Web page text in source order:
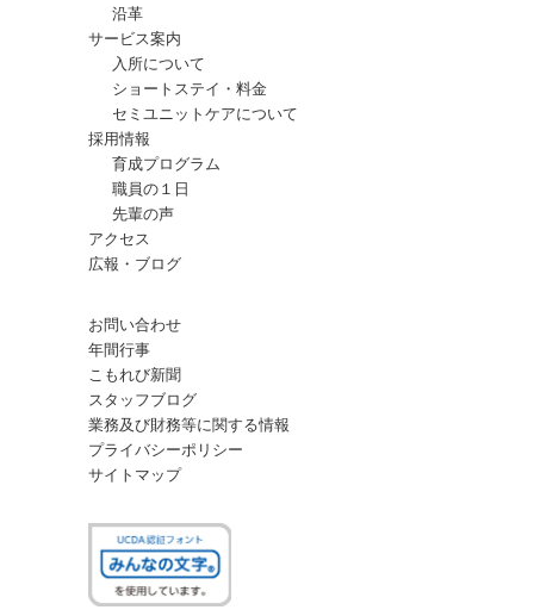
沿革
サービス案内
入所について
ショートステイ・料金
セミユニットケアについて
採用情報
育成プログラム
職員の１日
先輩の声
アクセス
広報・ブログ
お問い合わせ
年間行事
こもれび新聞
スタッフブログ
業務及び財務等に関する情報
プライバシーポリシー
サイトマップ